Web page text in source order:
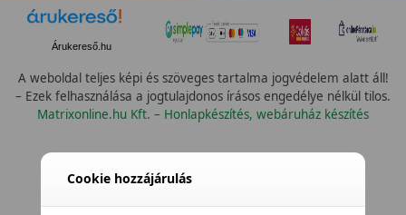
Árukereső.hu
A weboldal teljes képi és szöveges tartalma jogvédelem alatt áll!
– Ezek felhasználása a jogtulajdonos írásos engedélye nélkül tilos.
Matrixonline.hu Kft. – Honlapkészítés, webáruház készítés
Cookie hozzájárulás